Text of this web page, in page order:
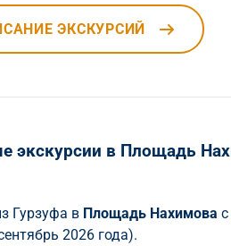
ЭКСКУРСИЙ
экскурсии в Площадь
Гурзуфа в Площадь Нахимова
2026 года).